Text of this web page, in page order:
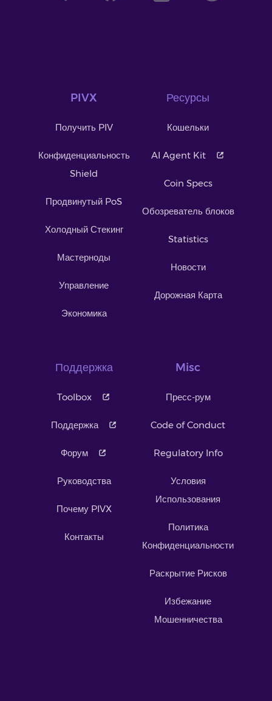
PIVX
Получить PIV
Конфиденциальность
Shield
Продвинутый PoS
Холодный Стекинг
Мастерноды
Управление
Экономика
Ресурсы
Кошельки
AI Agent Kit
Coin Specs
Обозреватель блоков
Statistics
Новости
Дорожная Карта
Поддержка
Toolbox
Поддержка
Форум
Руководства
Почему PIVX
Контакты
Misc
Пресс-рум
Code of Conduct
Regulatory Info
Условия
Использования
Политика
Конфиденциальности
Раскрытие Рисков
Избежание
Мошенничества